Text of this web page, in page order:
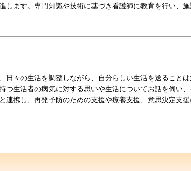
します。専門知識や技術に基づき看護師に教育を行い、
日々の生活を調整しながら、自分らしい生活を送ること
つ生活者の病気に対する思いや生活についてお話を伺い
連携し、再発予防のための支援や療養支援、意思決定支援